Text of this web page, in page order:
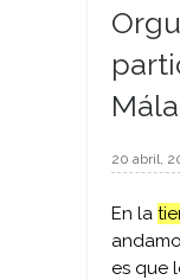
20 abril,
En la
es que